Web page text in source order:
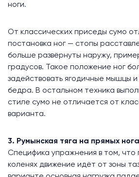
ноги.
От классических приседы сумо
постановка ног — стопы
больше развёрнуты наружу,
градусов. Такое положение ног
задействовать ягодичные мышцы
бедра. В остальном техника
стиле сумо не отличается от
варианта.
3. Румынская тяга на прямых
Специфика упражнения в том, что
коленях движение идёт от зоны